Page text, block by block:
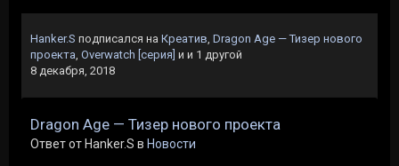
Hanker.S подписался на Креатив, Dragon Age — Тизер нового
проекта, Overwatch [серия] и и 1 другой
8 декабря, 2018
Dragon Age — Тизер нового проекта
Ответ от Hanker.S в Новости